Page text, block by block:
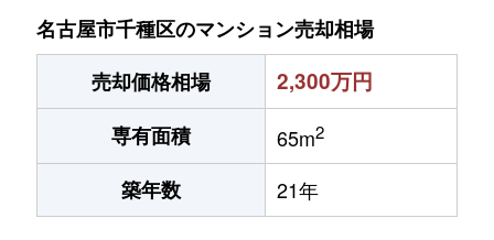
名古屋市千種区のマンション売却相場
売却価格相場
2,300万円
専有面積 65m2
築年数 21年